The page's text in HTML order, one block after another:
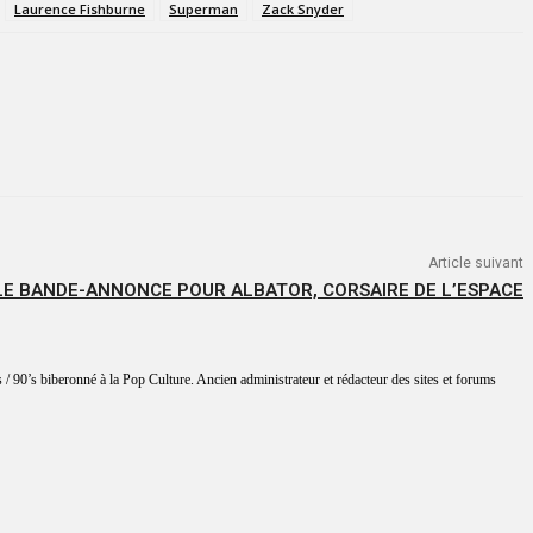
Laurence Fishburne Superman Zack Snyder
Article suivant
BANDE-ANNONCE POUR ALBATOR, CORSAIRE DE L’ESPACE
biberonné à la Pop Culture. Ancien administrateur et rédacteur des sites et forums